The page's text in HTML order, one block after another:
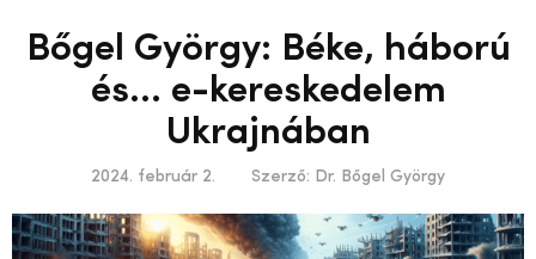
Bőgel György: Béke, háború
és… e-kereskedelem
Ukrajnában
2024. február 2. Szerző: Dr. Bőgel György